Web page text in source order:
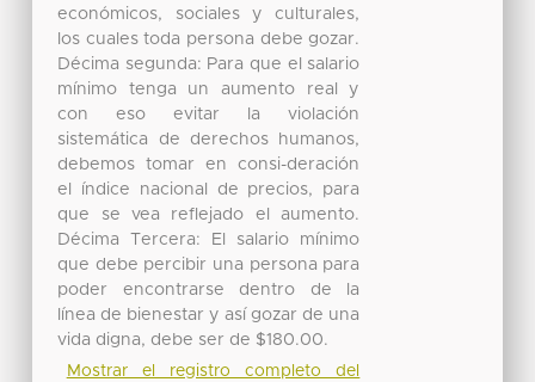
económicos, sociales y culturales,
los cuales toda persona debe gozar.
Décima segunda: Para que el salario
mínimo tenga un aumento real y
con eso evitar la violación
sistemática de derechos humanos,
debemos tomar en consi-deración
el índice nacional de precios, para
que se vea reflejado el aumento.
Décima Tercera: El salario mínimo
que debe percibir una persona para
poder encontrarse dentro de la
línea de bienestar y así gozar de una
vida digna, debe ser de $180.00.
Mostrar el registro completo del